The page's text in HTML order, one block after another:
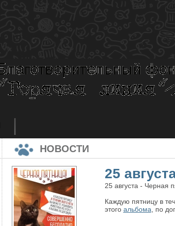
НОВОСТИ
25
25 августа - Черная
Каждую пятницу в
этого альбома , по